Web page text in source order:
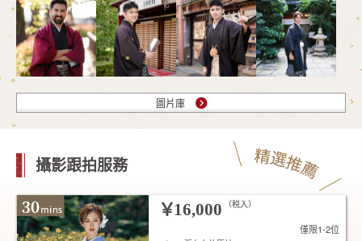
圖片庫
攝影跟拍服務
￥16,000 （税入）
僅限1-2位